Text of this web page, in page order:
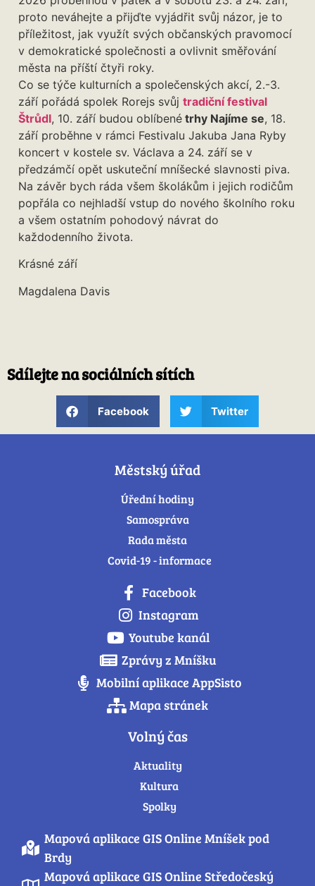
proto neváhejte a přijďte vyjádřit svůj názor, je to
příležitost, jak využít svých občanských pravomocí
v demokratické společnosti a ovlivnit směřování
města na příští čtyři roky.
Co se týče kulturních a společenských akcí, 2.-3.
září pořádá spolek Rorejs svůj tradiční festival
Štrůdl, 10. září budou oblíbené trhy Najíme se, 18.
září proběhne v rámci Festivalu Jakuba Jana Ryby
koncert v kostele sv. Václava a 24. září se v
předzámčí opět uskuteční mníšecké slavnosti piva.
Na závěr bych ráda všem školákům i jejich rodičům
popřála co nejhladší vstup do nového školního roku
a všem ostatním pohodový návrat do
každodenního života.
Krásné září
Magdalena Davis
Sdílejte na sociálních sítích
Facebook Twitter
Městský úřad
Úřední hodiny
Samospráva
Rada města
Covid-19 - informace
Facebook
Instagram
Youtube kanál
Zprávy z Mníšku
Mobilní aplikace AppSisto
Mapa stránek
Volný čas
Aktuality
Kultura
Spolky
Mapová aplikace GIS Online Mníšek pod
Brdy
Mapová aplikace GIS Online Středočeský